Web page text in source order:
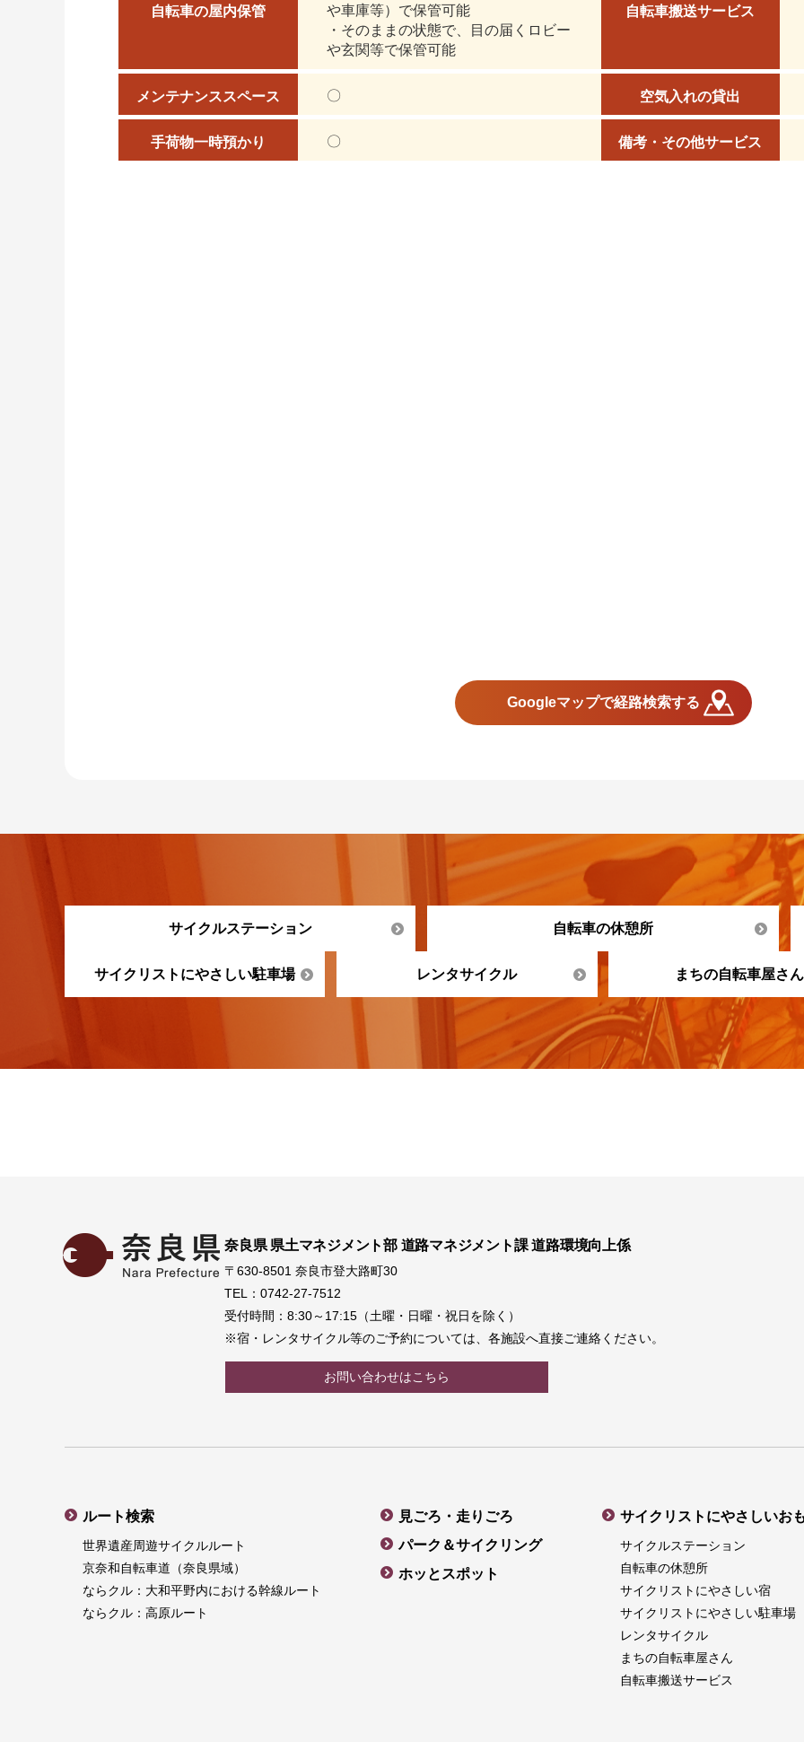
自転車の屋内保管
や車庫等）で保管可能
・そのままの状態で、目の届くロビー
や玄関等で保管可能
自転車搬送サービス
メンテナンススペース 〇 空気入れの貸出
手荷物一時預かり 〇 備考・その他サービス
Googleマップで経路検索する
サイクルステーション 自転車の休憩所
サイクリストにやさしい駐車場 レンタサイクル まちの自転車屋さん
奈良県 県土マネジメント部 道路マネジメント課 道路環境向上係
〒630-8501 奈良市登大路町30
TEL：0742-27-7512
受付時間：8:30～17:15（土曜・日曜・祝日を除く）
※宿・レンタサイクル等のご予約については、各施設へ直接ご連絡ください。
お問い合わせはこちら
ルート検索
世界遺産周遊サイクルルート
京奈和自転車道（奈良県域）
ならクル：大和平野内における幹線ルート
ならクル：高原ルート
見ごろ・走りごろ
パーク＆サイクリング
ホッとスポット
サイクリストにやさしいお
サイクルステーション
自転車の休憩所
サイクリストにやさしい宿
サイクリストにやさしい駐車場
レンタサイクル
まちの自転車屋さん
自転車搬送サービス